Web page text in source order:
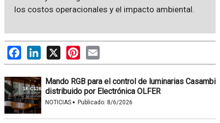
los costos operacionales y el impacto ambiental.
FacebookLinkedIn
X PinterestEmail
Mando RGB para el control de luminarias Casambi
distribuido por Electrónica OLFER
NOTICIAS · Publicado: 8/6/2026